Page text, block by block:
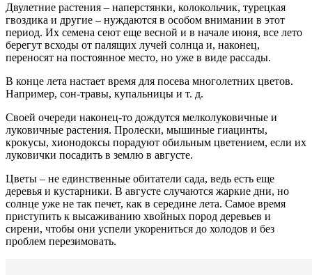
Двулетние растения – наперстянки, колокольчик, турецкая
гвоздика и другие – нуждаются в особом внимании в этот
период. Их семена сеют еще весной и в начале июня, все лето
берегут всходы от палящих лучей солнца и, наконец,
переносят на постоянное место, но уже в виде рассады.
В конце лета настает время для посева многолетних цветов.
Например, сон-травы, купальницы и т. д.
Своей очереди наконец-то дождутся мелколуковичные и
луковичные растения. Пролески, мышиные гиацинты,
крокусы, хионодоксы порадуют обильным цветением, если их
луковички посадить в землю в августе.
Цветы – не единственные обитатели сада, ведь есть еще
деревья и кустарники. В августе случаются жаркие дни, но
солнце уже не так печет, как в середине лета. Самое время
приступить к высаживанию хвойных пород деревьев и
сирени, чтобы они успели укорениться до холодов и без
проблем перезимовать.